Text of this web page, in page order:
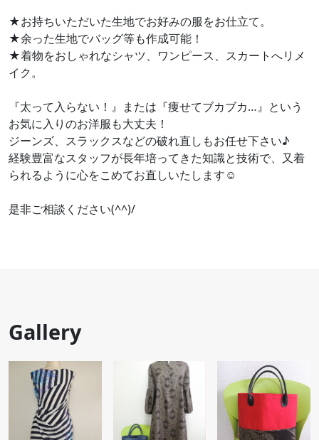
★お持ちいただいた生地でお好みの服をお仕立て。
★余った生地でバッグ等も作成可能！
★着物をおしゃれなシャツ、ワンピース、スカートへリメ
イク。
『太って入らない！』または『痩せてブカブカ…』という
お気に入りのお洋服も大丈夫！
ジーンズ、スラックスなどの破れ直しもお任せ下さい♪
経験豊富なスタッフが長年培ってきた知識と技術で、又着
られるように心をこめてお直しいたします☺️
是非ご相談ください(^^)/
Gallery